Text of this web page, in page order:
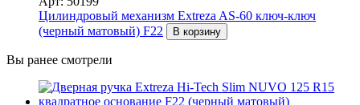
Цилиндровый механизм Extreza AS-60 ключ-ключ
(черный матовый) F22
В корзину
Вы ранее смотрели